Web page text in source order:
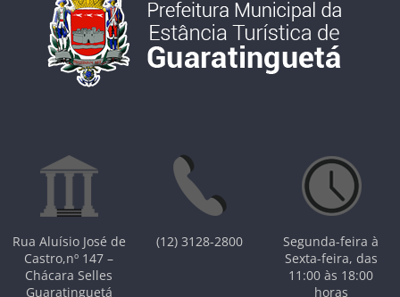
Rua Aluísio José de
Castro,nº 147 –
Chácara Selles
Guaratinguetá
(12) 3128-2800
Segunda-feira à
Sexta-feira, das
11:00 às 18:00
horas